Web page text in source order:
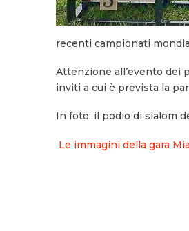
recenti campionati
Attenzione all’evento dei
inviti a cui è prevista la
In foto: il podio di slalom
Le immagini della gara